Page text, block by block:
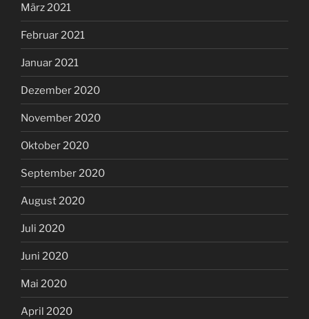
März 2021
Februar 2021
Januar 2021
Dezember 2020
November 2020
Oktober 2020
September 2020
August 2020
Juli 2020
Juni 2020
Mai 2020
April 2020